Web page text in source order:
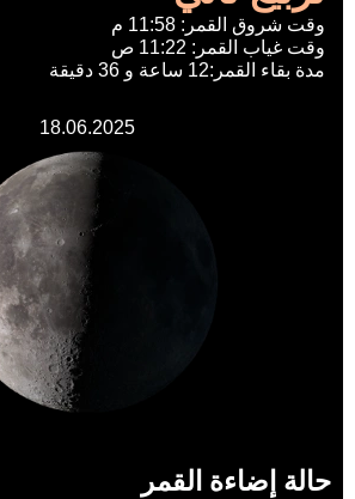
وقت شروق القمر: 11:58 م
وقت غياب القمر: 11:22 ص
مدة بقاء القمر:12 ساعة و 36 دقيقة
18.06.2025
حالة إضاءة القمر